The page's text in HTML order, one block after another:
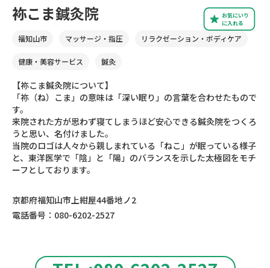
お気にいり
に入れる
袮こま鍼灸院
福知山市 マッサージ・指圧 リラクゼーション・ボディケア
健康・美容サービス 鍼灸
【祢こま鍼灸院について】
「祢（ね）こま」の意味は「深い眠り」の言葉を合わせたもので
す。
来院された方が思わず寝てしまうほど安心できる鍼灸院をつくろ
うと思い、名付けました。
当院のロゴは人々から親しまれている「ねこ」が眠っている様子
と、東洋医学で「陰」と「陽」のバランスを示した太極図をモチ
ーフとしております。
京都府福知山市上紺屋44番地ノ2
電話番号：080-6202-2527